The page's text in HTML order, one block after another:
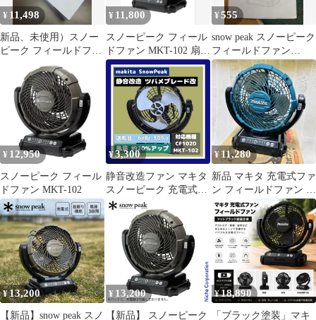
¥ 11,498
新品、未使用）スノー
ピーク フィールドファ
ン 扇風機 MKT-102
¥ 11,800
スノーピーク フィール
ドファン MKT-102 扇風
機
¥555
snow peak スノーピーク
フィールドファン
MKT-102 取扱説明
¥ 12,950
スノーピーク フィール
ドファン MKT-102
¥3,300
静音改造ファン マキタ
スノーピーク 充電式フ
ァン CF102D「ツバメ
ブレード改」
¥ 11,280
新品 マキタ 充電式ファ
ン フィールドファン 扇
風機 サーキュレーター
8299
¥13,200
【新品】snow peak スノ
¥ 13,200
【新品】 スノーピーク
¥18,890
「ブラック塗装」マキ